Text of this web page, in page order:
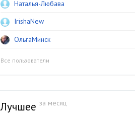
Наталья-Любава
IrishaNew
ОльгаМинск
Все пользователи
Лучшее за месяц